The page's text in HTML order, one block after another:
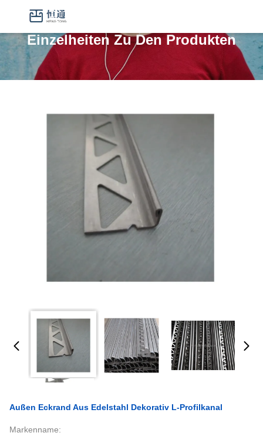
Einzelheiten Zu Den Produkten
Außen Eckrand Aus Edelstahl Dekorativ L-Profilkanal
Markenname: